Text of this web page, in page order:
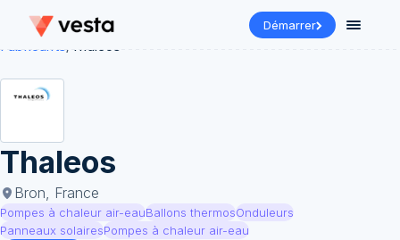
Démarrer
Fabricants/ Thaleos
Thaleos
Bron, France
Pompes à chaleur air-eauBallons thermosOnduleurs
Panneaux solairesPompes à chaleur air-eau